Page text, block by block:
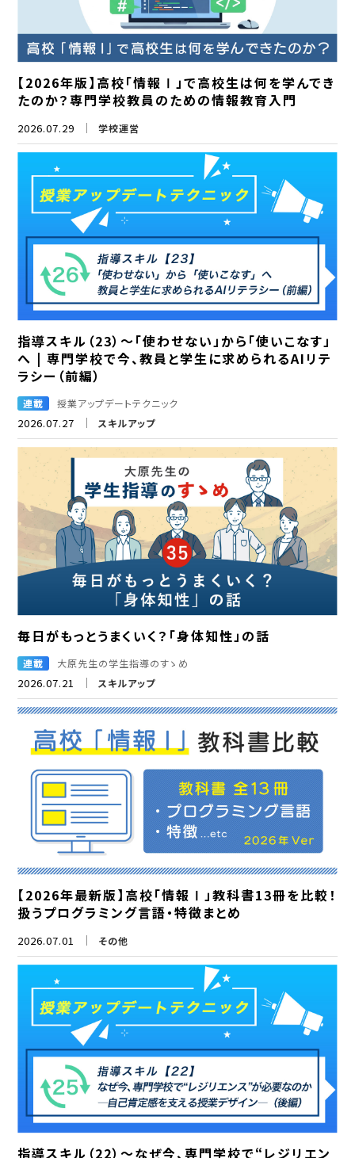
【2026年版】高校「情報Ⅰ」で高校生は何を学んでき
たのか？専門学校教員のための情報教育入門
2026.07.29 学校運営
指導スキル（23）～「使わせない」から「使いこなす」
へ | 専門学校で今、教員と学生に求められるAIリテ
ラシー（前編）
2026.07.27 スキルアップ
連載 授業アップデートテクニック
毎日がもっとうまくいく？「身体知性」の話
2026.07.21 スキルアップ
連載 大原先生の学生指導のすゝめ
【2026年最新版】高校「情報Ⅰ」教科書13冊を比較！
扱うプログラミング言語・特徴まとめ
2026.07.01 その他
指導スキル（22）～なぜ今、専門学校で“レジリエン